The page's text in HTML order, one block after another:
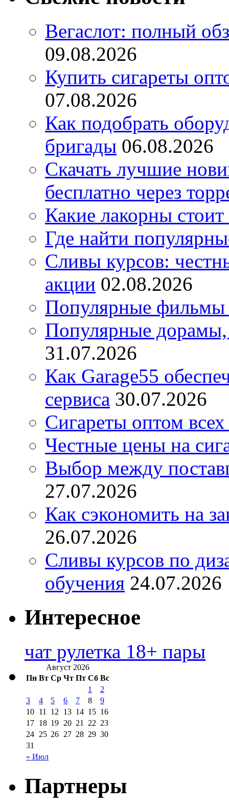
Вегаслот: полный
09.08.2026
Купить сигареты
07.08.2026
Как подобрать
бригады 06.08.2026
Скачать лучшие
бесплатно через
Какие лакорны стоит
Где найти
Сливы курсов:
акции 02.08.2026
Популярные фильмы
Популярные дорамы,
31.07.2026
Как Garage55
сервиса 30.07.2026
Сигареты оптом
Честные цены на
Выбор между
27.07.2026
Как сэкономить на
26.07.2026
Сливы курсов по
обучения 24.07.2026
Интересное
чат рулетка 18+ пары
Август 2026
Пн Вт Ср Чт Пт Сб Вс
« Июл
1
2
3
4 5 6 7 8
9
10 11 12 13 14 15 16
17 18 19 20 21 22 23
24 25 26 27 28 29 30
31
Партнеры